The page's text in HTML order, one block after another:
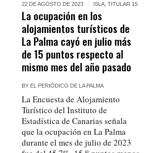
22 DE AGOSTO DE 2023 ISLA ,TITULAR 15
La ocupación en los
alojamientos turísticos de
La Palma cayó en julio más
de 15 puntos respecto al
mismo mes del año pasado
BY EL PERIÓDICO DE LA PALMA
La Encuesta de Alojamiento
Turístico del Instituto de
Estadística de Canarias señala
que la ocupación en La Palma
durante el mes de julio de 2023